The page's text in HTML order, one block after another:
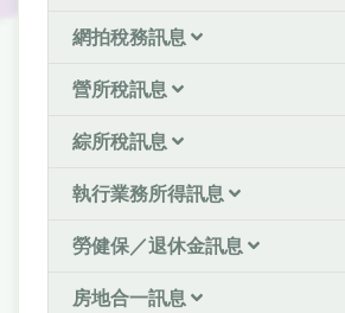
網拍稅務訊息
營所稅訊息
綜所稅訊息
執行業務所得訊息
勞健保／退休金訊息
房地合一訊息